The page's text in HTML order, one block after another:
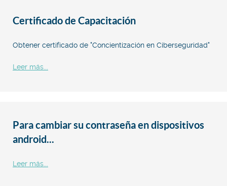
Certificado de Capacitación
Obtener certificado de "Concientización en Ciberseguridad"
Leer más...
Para cambiar su contraseña en dispositivos
android...
Leer más...